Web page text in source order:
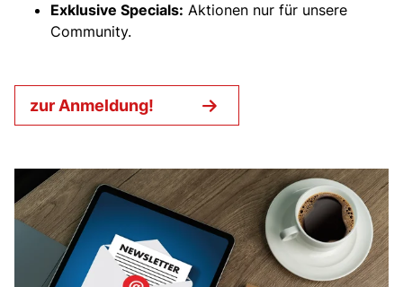
Exklusive Specials: Aktionen nur für unsere
Community.
zur Anmeldung!